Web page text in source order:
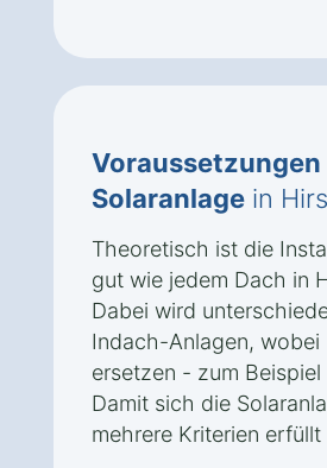
Voraussetzungen
Solaranlage in
Theoretisch ist die
gut wie jedem Dach in
Dabei wird
Indach-Anlagen, wobei
ersetzen - zum
Damit sich die
mehrere Kriterien erfüllt